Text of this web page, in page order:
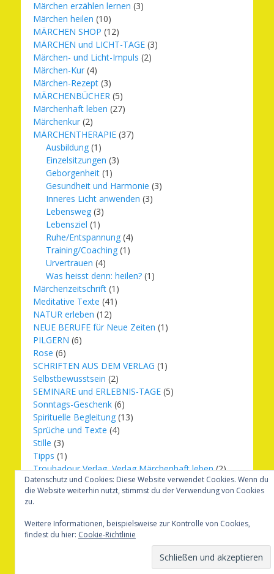
Märchen erzählen lernen (3)
Märchen heilen (10)
MÄRCHEN SHOP (12)
MÄRCHEN und LICHT-TAGE (3)
Märchen- und Licht-Impuls (2)
Märchen-Kur (4)
Märchen-Rezept (3)
MÄRCHENBÜCHER (5)
Märchenhaft leben (27)
Märchenkur (2)
MÄRCHENTHERAPIE (37)
Ausbildung (1)
Einzelsitzungen (3)
Geborgenheit (1)
Gesundheit und Harmonie (3)
Inneres Licht anwenden (3)
Lebensweg (3)
Lebensziel (1)
Ruhe/Entspannung (4)
Training/Coaching (1)
Urvertrauen (4)
Was heisst denn: heilen? (1)
Märchenzeitschrift (1)
Meditative Texte (41)
NATUR erleben (12)
NEUE BERUFE für Neue Zeiten (1)
PILGERN (6)
Rose (6)
SCHRIFTEN AUS DEM VERLAG (1)
Selbstbewusstsein (2)
SEMINARE und ERLEBNIS-TAGE (5)
Sonntags-Geschenk (6)
Spirituelle Begleitung (13)
Sprüche und Texte (4)
Stille (3)
Tipps (1)
Troubadour Verlag, Verlag Märchenhaft leben(2)
Übungen (1)
Urbilder(20)
Verlag Märchenhaft leben
Weihnachten(16)
Datenschutz und Cookies: Diese Website verwendet Cookies. Wenn du
die Website weiterhin nutzt, stimmst du der Verwendung von Cookies
zu.
Weitere Informationen, beispielsweise zur Kontrolle von Cookies,
findest du hier: Cookie-Richtlinie
Märchenhaft und erfüllt leben. Alle